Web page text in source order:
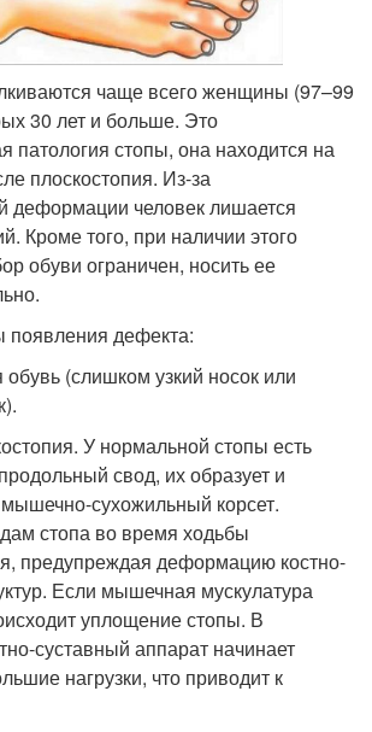
чаще всего женщины (97–99
30 лет и больше. Это
патология стопы, она находится на
плоскостопия. Из-за
деформации человек лишается
Кроме того, при наличии этого
обуви ограничен, носить ее
появления дефекта:
(слишком узкий носок или
У нормальной стопы есть
свод, их образует и
сухожильный корсет.
стопа во время ходьбы
предупреждая деформацию костно-
Если мышечная мускулатура
уплощение стопы. В
суставный аппарат начинает
нагрузки, что приводит к